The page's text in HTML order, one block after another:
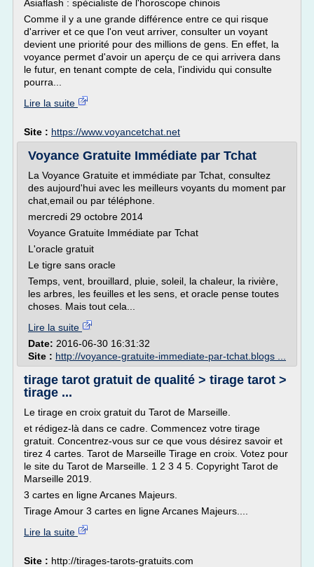
Asiaflash : spécialiste de l'horoscope chinois
Comme il y a une grande différence entre ce qui risque
d'arriver et ce que l'on veut arriver, consulter un voyant
devient une priorité pour des millions de gens. En effet, la
voyance permet d'avoir un aperçu de ce qui arrivera dans
le futur, en tenant compte de cela, l'individu qui consulte
pourra...
Lire la suite
Site : https://www.voyancetchat.net
Voyance Gratuite Immédiate par Tchat
La Voyance Gratuite et immédiate par Tchat, consultez
des aujourd'hui avec les meilleurs voyants du moment par
chat,email ou par téléphone.
mercredi 29 octobre 2014
Voyance Gratuite Immédiate par Tchat
L'oracle gratuit
Le tigre sans oracle
Temps, vent, brouillard, pluie, soleil, la chaleur, la rivière,
les arbres, les feuilles et les sens, et oracle pense toutes
choses. Mais tout cela...
Lire la suite
Date: 2016-06-30 16:31:32
Site : http://voyance-gratuite-immediate-par-tchat.blogs ...
tirage tarot gratuit de qualité > tirage tarot >
tirage ...
Le tirage en croix gratuit du Tarot de Marseille.
et rédigez-là dans ce cadre. Commencez votre tirage
gratuit. Concentrez-vous sur ce que vous désirez savoir et
tirez 4 cartes. Tarot de Marseille Tirage en croix. Votez pour
le site du Tarot de Marseille. 1 2 3 4 5. Copyright Tarot de
Marseille 2019.
3 cartes en ligne Arcanes Majeurs.
Tirage Amour 3 cartes en ligne Arcanes Majeurs....
Lire la suite
Site : http://tirages-tarots-gratuits.com